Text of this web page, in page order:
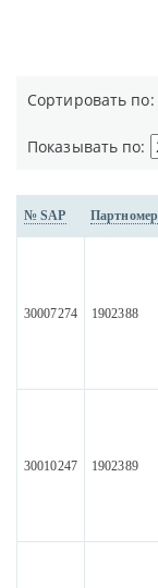
Сортировать по:
Показывать по:
№ SAP Партномер
30007274 1902388
30010247 1902389